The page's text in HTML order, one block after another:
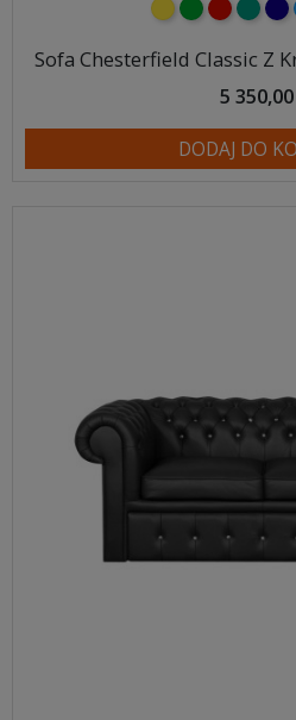
żółtyzielonyczerwony
Sofa Chesterfield Classic Z
5 350,00
DODAJ DO